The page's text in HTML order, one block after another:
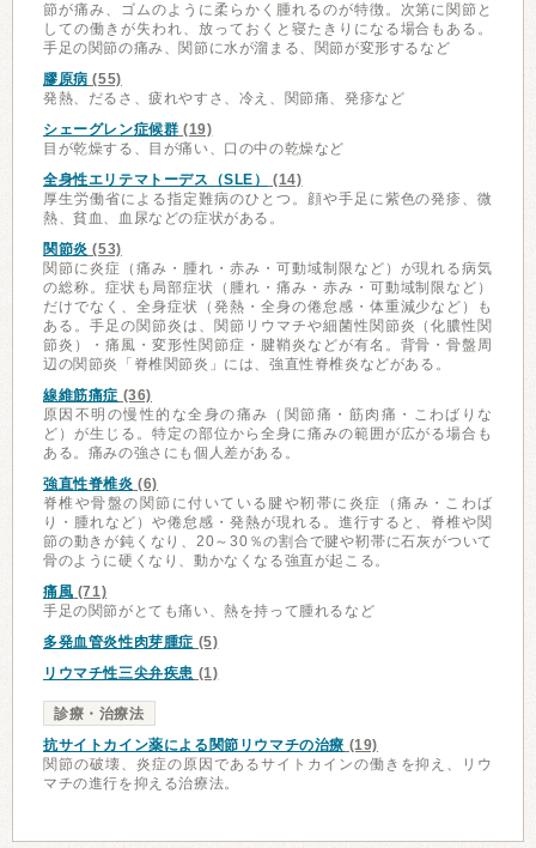
節が痛み、ゴムのように柔らかく腫れるのが特徴。次第に関節と
しての働きが失われ、放っておくと寝たきりになる場合もある。
手足の関節の痛み、関節に水が溜まる、関節が変形するなど
膠原病 (55)
発熱、だるさ、疲れやすさ、冷え、関節痛、発疹など
シェーグレン症候群 (19)
目が乾燥する、目が痛い、口の中の乾燥など
全身性エリテマトーデス（SLE）
(14)
厚生労働省による指定難病のひとつ。顔や手足に紫色の発疹、微
熱、貧血、血尿などの症状がある。
関節炎 (53)
関節に炎症（痛み・腫れ・赤み・可動域制限など）が現れる病気
の総称。症状も局部症状（腫れ・痛み・赤み・可動域制限など）
だけでなく、全身症状（発熱・全身の倦怠感・体重減少など）も
ある。手足の関節炎は、関節リウマチや細菌性関節炎（化膿性関
節炎）・痛風・変形性関節症・腱鞘炎などが有名。背骨・骨盤周
辺の関節炎「脊椎関節炎」には、強直性脊椎炎などがある。
線維筋痛症 (36)
原因不明の慢性的な全身の痛み（関節痛・筋肉痛・こわばりな
ど）が生じる。特定の部位から全身に痛みの範囲が広がる場合も
ある。痛みの強さにも個人差がある。
強直性脊椎炎 (6)
脊椎や骨盤の関節に付いている腱や靭帯に炎症（痛み・こわば
り・腫れなど）や倦怠感・発熱が現れる。進行すると、脊椎や関
節の動きが鈍くなり、20～30％の割合で腱や靭帯に石灰がついて
骨のように硬くなり、動かなくなる強直が起こる。
痛風 (71)
手足の関節がとても痛い、熱を持って腫れるなど
多発血管炎性肉芽腫症 (5)
リウマチ性三尖弁疾患 (1)
診療・治療法
抗サイトカイン薬による関節リウマチの治療 (19)
関節の破壊、炎症の原因であるサイトカインの働きを抑え、リウ
マチの進行を抑える治療法。